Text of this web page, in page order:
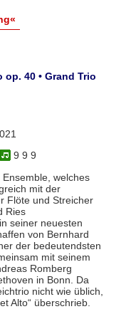
40 • Grand Trio
9 9 9
Ensemble, welches
mit der
Flöte und Streicher
Ries
seiner neuesten
von Bernhard
der bedeutendsten
mit seinem
Romberg
in Bonn. Da
nicht wie üblich,
Alto“ überschrieb.